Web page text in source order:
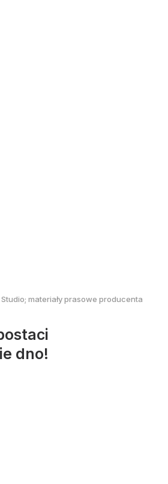
materiały prasowe producenta
dno!